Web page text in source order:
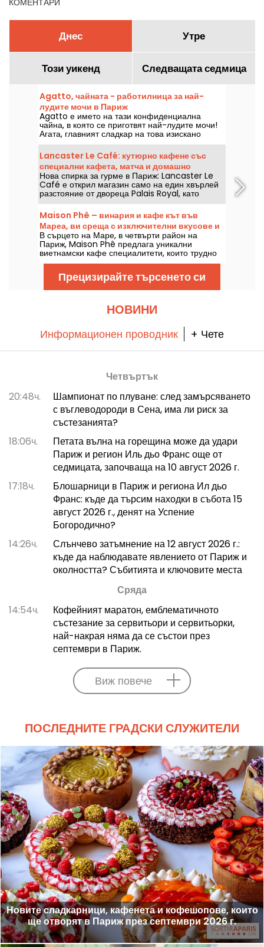
Днес Утре
Този уикенд Следващата седмица
Agatto, чайната - работилница за най-
лудите мочи в Париж
Agatto е името на тази конфиденциална
чайна, в която се приготвят най-лудите мочи!
Агата, главният сладкар на това изискано
място, предлага най-добрите мочи в Париж и
семинари, на които можете да се научите да ги
приготвяте. Ето една предварителна
информация.
Lancaster Le Café: кутюрно кафене със
специални кафета, матча и домашно
приготвени сладкиши
Нова спирка за гурме в Париж: Lancaster Le
Café е открил магазин само на един хвърлей
разстояние от двореца Palais Royal, като
привежда кафенетата в крак с модата.
Специални кафета, изключителна матча,
изискани чайове и домашно приготвени
сладкиши са задължителните продукти на
всяка маса от вторник до неделя.
Maison Phê – винария и кафе кът във
Мареа, ви среща с изключителни вкусове и
уникални аромати
В сърцето на Маре, в четвърти район на
Париж, Maison Phê предлага уникални
виетнамски кафе специалитети, които трудно
ще намерите другаде — включително рядкото
Liberica и автентичния виетнамски матча.
Потеглихме към този нов любимец, който
винаги е пълен, и открихме едно истинско
Прецизирайте търсенето си
НОВИНИ
Информационен проводник + Чете
Четвъртък
20:48ч.
Шампионат по плуване: след замърсяването
с въглеводороди в Сена, има ли риск за
състезанията?
18:06ч.
Петата вълна на горещина може да удари
Париж и регион Иль дьо Франс още от
седмицата, започваща на 10 август 2026 г.
17:18ч.
Блошарници в Париж и региона Ил дьо
Франс: къде да търсим находки в събота 15
август 2026 г., денят на Успение
Богородично?
14:26ч.
Слънчево затъмнение на 12 август 2026 г.:
къде да наблюдавате явлението от Париж и
околността? Събитията и ключовите места
Сряда
14:54ч.
Кофейният маратон, емблематичното
състезание за сервитьори и сервитьорки,
най-накрая няма да се състои през
септември в Париж.
Виж повече
ПОСЛЕДНИТЕ ГРАДСКИ СЛУЖИТЕЛИ
Новите сладкарници, кафенета и кофешопове, които
ще отворят в Париж през септември 2026 г.